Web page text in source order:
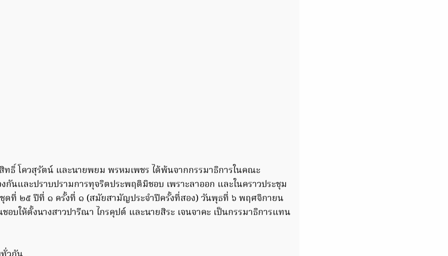
ทธิ์ โควสุรัตน์ และนายพยม พรหมเพชร ได้พ้นจากกรรมาธิการในคณะ
กันและปราบปรามการทุจริตประพฤติมิชอบ เพราะลาออก และในคราวประชุม
ดที่ ๒๕ ปีที่ ๑ ครั้งที่ ๑ (สมัยสามัญประจําปีครั้งที่สอง) วันพุธที่ ๖ พฤศจิกายน
อบให้ตั้งนางสาวปารีณา ไกรคุปต์ และนายสิระ เจนจาคะ เป็นกรรมาธิการแทน